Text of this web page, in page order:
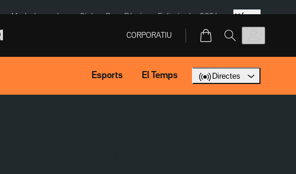
Marlaska Jaume Giró Dron Rússia Eclipsi solar 2026 Més
CORPORATIU
Esports El Temps Directes